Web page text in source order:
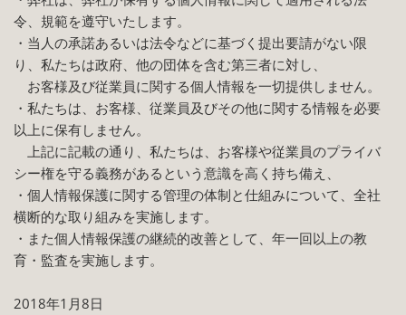
令、規範を遵守いたします。
・当人の承諾あるいは法令などに基づく提出要請がない限
り、私たちは政府、他の団体を含む第三者に対し、
お客様及び従業員に関する個人情報を一切提供しません。
・私たちは、お客様、従業員及びその他に関する情報を必要
以上に保有しません。
上記に記載の通り、私たちは、お客様や従業員のプライバ
シー権を守る義務があるという意識を高く持ち備え、
・個人情報保護に関する管理の体制と仕組みについて、全社
横断的な取り組みを実施します。
・また個人情報保護の継続的改善として、年一回以上の教
育・監査を実施します。
2018年1月8日